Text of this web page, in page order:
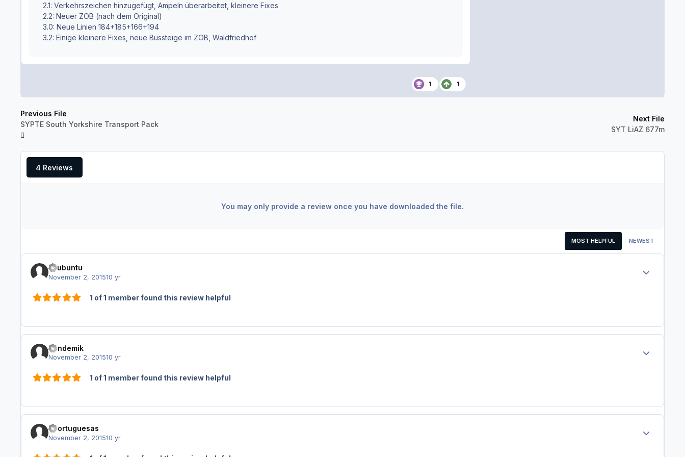
2.1: Verkehrszeichen hinzugefügt, Ampeln überarbeitet, kleinere Fixes
2.2: Neuer ZOB (nach dem Original)
3.0: Neue Linien 184+185+166+194
3.2: Einige kleinere Fixes, neue Bussteige im ZOB, Waldfriedhof
1 1
Previous File
SYPTE South Yorkshire Transport Pack
Next File
SYT LiAZ 677m
4 Reviews
You may only provide a review once you have downloaded the file.
MOST HELPFUL NEWEST
zhubuntu
November 2, 201510 yr
1 of 1 member found this review helpful
Pandemik
November 2, 201510 yr
1 of 1 member found this review helpful
eportuguesas
November 2, 201510 yr